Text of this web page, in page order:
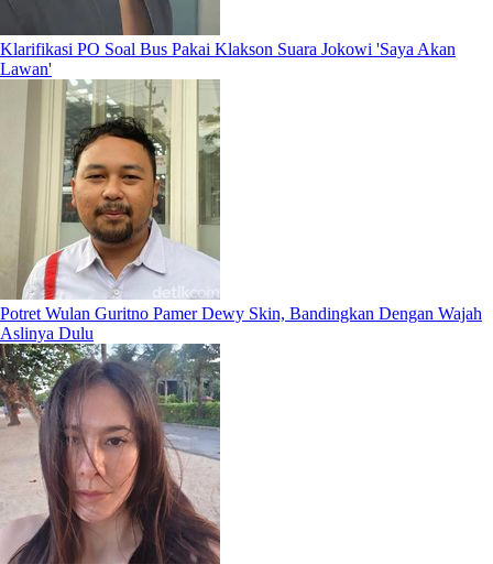
Klarifikasi PO Soal Bus Pakai Klakson Suara Jokowi 'Saya Akan
Lawan'
Potret Wulan Guritno Pamer Dewy Skin, Bandingkan Dengan Wajah
Aslinya Dulu